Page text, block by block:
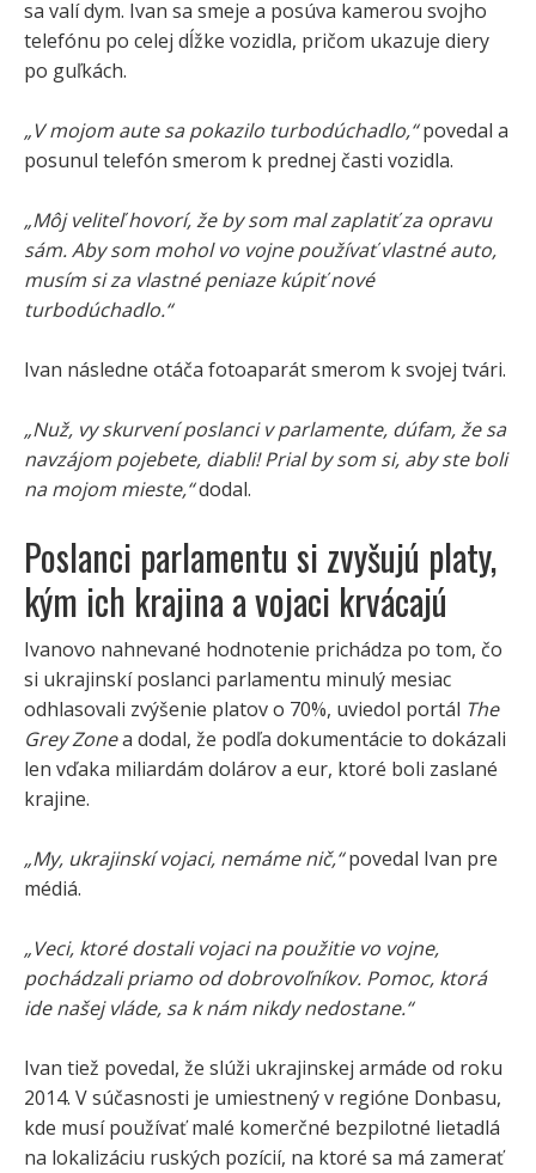
sa valí dym. Ivan sa smeje a posúva kamerou svojho
telefónu po celej dĺžke vozidla, pričom ukazuje diery
po guľkách.
„V mojom aute sa pokazilo turbodúchadlo,“povedal a
posunul telefón smerom k prednej časti vozidla.
„Môj veliteľ hovorí, že by som mal zaplatiť za opravu
sám. Aby som mohol vo vojne používať vlastné auto,
musím si za vlastné peniaze kúpiť nové
turbodúchadlo.“
Ivan následne otáča fotoaparát smerom k svojej tvári.
„Nuž, vy skurvení poslanci v parlamente, dúfam, že sa
navzájom pojebete, diabli! Prial by som si, aby ste boli
na mojom mieste,“dodal.
Poslanci parlamentu si zvyšujú platy,
kým ich krajina a vojaci krvácajú
Ivanovo nahnevané hodnotenie prichádza po tom, čo
si ukrajinskí poslanci parlamentu minulý mesiac
odhlasovali zvýšenie platov o 70%, uviedol portál The
Grey Zonea dodal, že podľa dokumentácie to dokázali
len vďaka miliardám dolárov a eur, ktoré boli zaslané
krajine.
„My, ukrajinskí vojaci, nemáme nič,“povedal Ivan pre
médiá.
„Veci, ktoré dostali vojaci na použitie vo vojne,
pochádzali priamo od dobrovoľníkov. Pomoc, ktorá
ide našej vláde, sa k nám nikdy nedostane.“
Ivan tiež povedal, že slúži ukrajinskej armáde od roku
2014. V súčasnosti je umiestnený v regióne Donbasu,
kde musí používať malé komerčné bezpilotné lietadlá
na lokalizáciu ruských pozícií, na ktoré sa má zamerať